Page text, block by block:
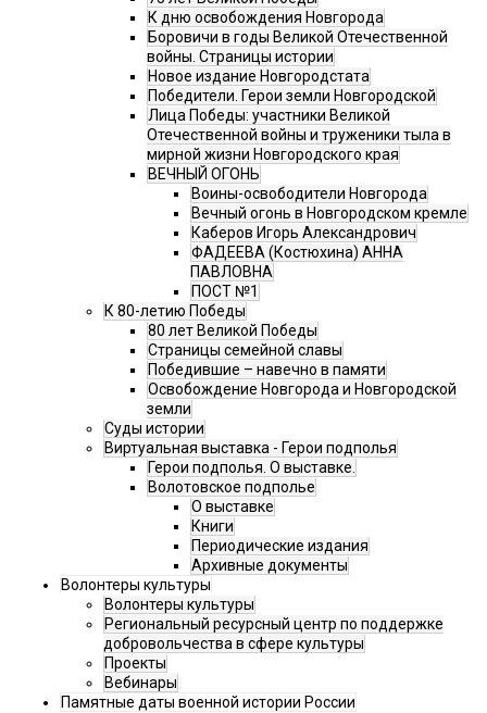
К дню освобождения Новгорода
Боровичи в годы Великой Отечественной
войны. Страницы истории
Новое издание Новгородстата
Победители. Герои земли Новгородской
Лица Победы: участники Великой
Отечественной войны и труженики тыла в
мирной жизни Новгородского края
ВЕЧНЫЙ ОГОНЬ
Воины-освободители Новгорода
Вечный огонь в Новгородском кремле
Каберов Игорь Александрович
ФАДЕЕВА (Костюхина) АННА
ПАВЛОВНА
ПОСТ №1
К 80-летию Победы
80 лет Великой Победы
Страницы семейной славы
Победившие – навечно в памяти
Освобождение Новгорода и Новгородской
земли
Суды истории
Виртуальная выставка - Герои подполья
Герои подполья. О выставке.
Волотовское подполье
О выставке
Книги
Периодические издания
Архивные документы
Волонтеры культуры
Волонтеры культуры
Региональный ресурсный центр по поддержке
добровольчества в сфере культуры
Проекты
Вебинары
Памятные даты военной истории России